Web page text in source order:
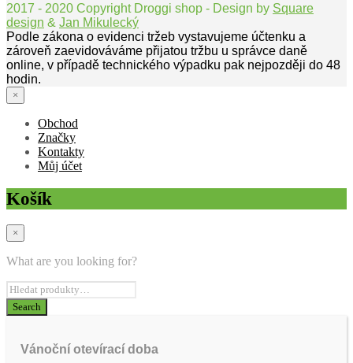
2017 - 2020 Copyright Droggi shop - Design by Square
design & Jan Mikulecký
Podle zákona o evidenci tržeb vystavujeme účtenku a
zároveň zaevidováváme přijatou tržbu u správce daně
online, v případě technického výpadku pak nejpozději do 48
hodin.
×
Obchod
Značky
Kontakty
Můj účet
Košík
×
What are you looking for?
Vánoční otevírací doba